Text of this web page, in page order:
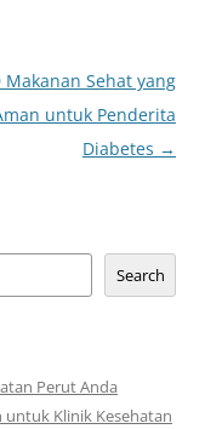
Makanan Sehat yang
untuk Penderita
Diabetes →
Search
Perut Anda
Klinik Kesehatan